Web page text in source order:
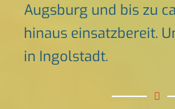
Augsburg und bis zu
hinaus einsatzbereit.
in Ingolstadt.